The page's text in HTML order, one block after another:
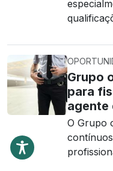
Grupo
para
agente
O Grupo